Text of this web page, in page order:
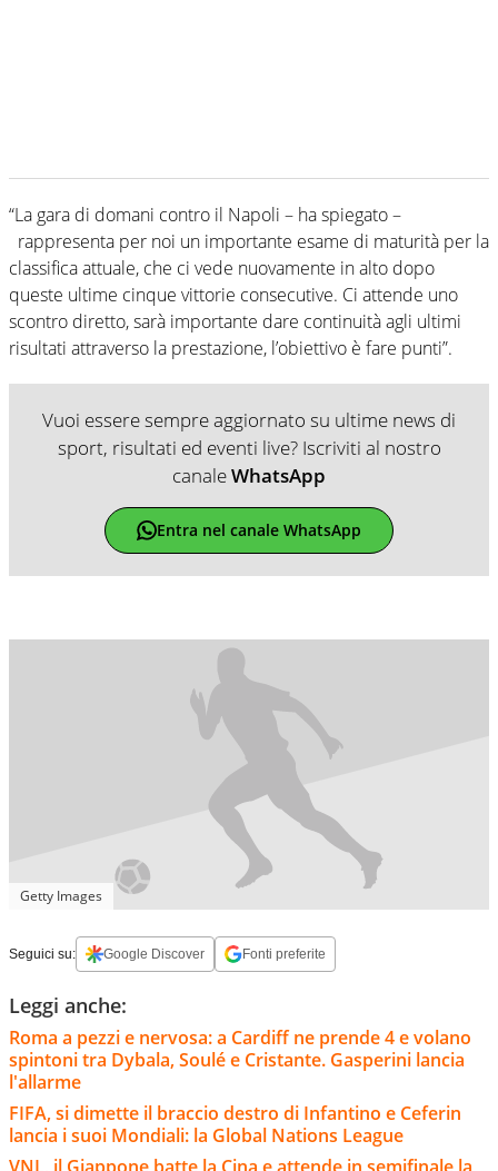
“La gara di domani contro il Napoli – ha spiegato –
rappresenta per noi un importante esame di maturità per la
classifica attuale, che ci vede nuovamente in alto dopo
queste ultime cinque vittorie consecutive. Ci attende uno
scontro diretto, sarà importante dare continuità agli ultimi
risultati attraverso la prestazione, l’obiettivo è fare punti”.
Vuoi essere sempre aggiornato su ultime news di
sport, risultati ed eventi live? Iscriviti al nostro
canaleWhatsApp
Entra nel canale WhatsApp
Getty Images
Seguici su: Google Discover Fonti preferite
Leggi anche:
Roma a pezzi e nervosa: a Cardiff ne prende 4 e volano
spintoni tra Dybala, Soulé e Cristante. Gasperini lancia
l'allarme
FIFA, si dimette il braccio destro di Infantino e Ceferin
lancia i suoi Mondiali: la Global Nations League